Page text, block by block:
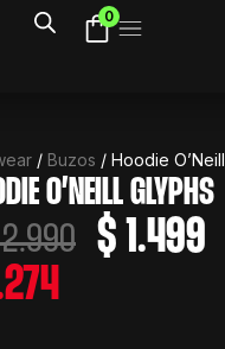
0
/ Buzos / Hoodie
O’NEILL GLYPHS
El
precio
$ 1.499